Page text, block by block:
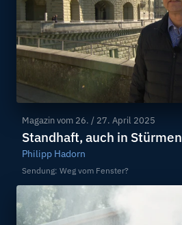
Magazin vom 26. / 27. April 2025
Standhaft, auch in Stürmen
Philipp Hadorn
Sendung: Weg vom Fenster?